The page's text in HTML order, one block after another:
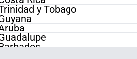
y Tobago